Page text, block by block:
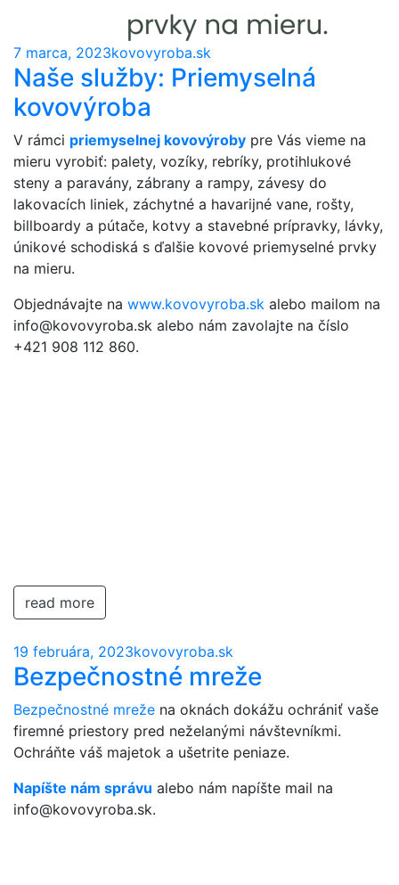
7 marca, 2023kovovyroba.sk
Naše služby: Priemyselná
kovovýroba
V rámci priemyselnej kovovýroby pre Vás vieme na
mieru vyrobiť: palety, vozíky, rebríky, protihlukové
steny a paravány, zábrany a rampy, závesy do
lakovacích liniek, záchytné a havarijné vane, rošty,
billboardy a pútače, kotvy a stavebné prípravky, lávky,
únikové schodiská s ďalšie kovové priemyselné prvky
na mieru.
Objednávajte na www.kovovyroba.sk alebo mailom na
info@kovovyroba.sk alebo nám zavolajte na číslo
+421 908 112 860.
read more
19 februára, 2023kovovyroba.sk
Bezpečnostné mreže
Bezpečnostné mreže na oknách dokážu ochrániť vaše
firemné priestory pred neželanými návštevníkmi.
Ochráňte váš majetok a ušetrite peniaze.
Napíšte nám správu alebo nám napíšte mail na
info@kovovyroba.sk.